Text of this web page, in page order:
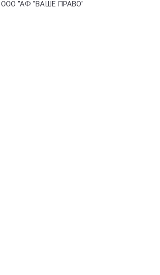
ООО "АФ "ВАШЕ ПРАВО"